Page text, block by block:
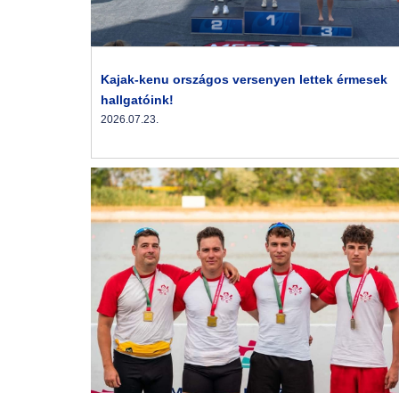
Kajak-kenu országos versenyen lettek érmesek
hallgatóink!
2026.07.23.